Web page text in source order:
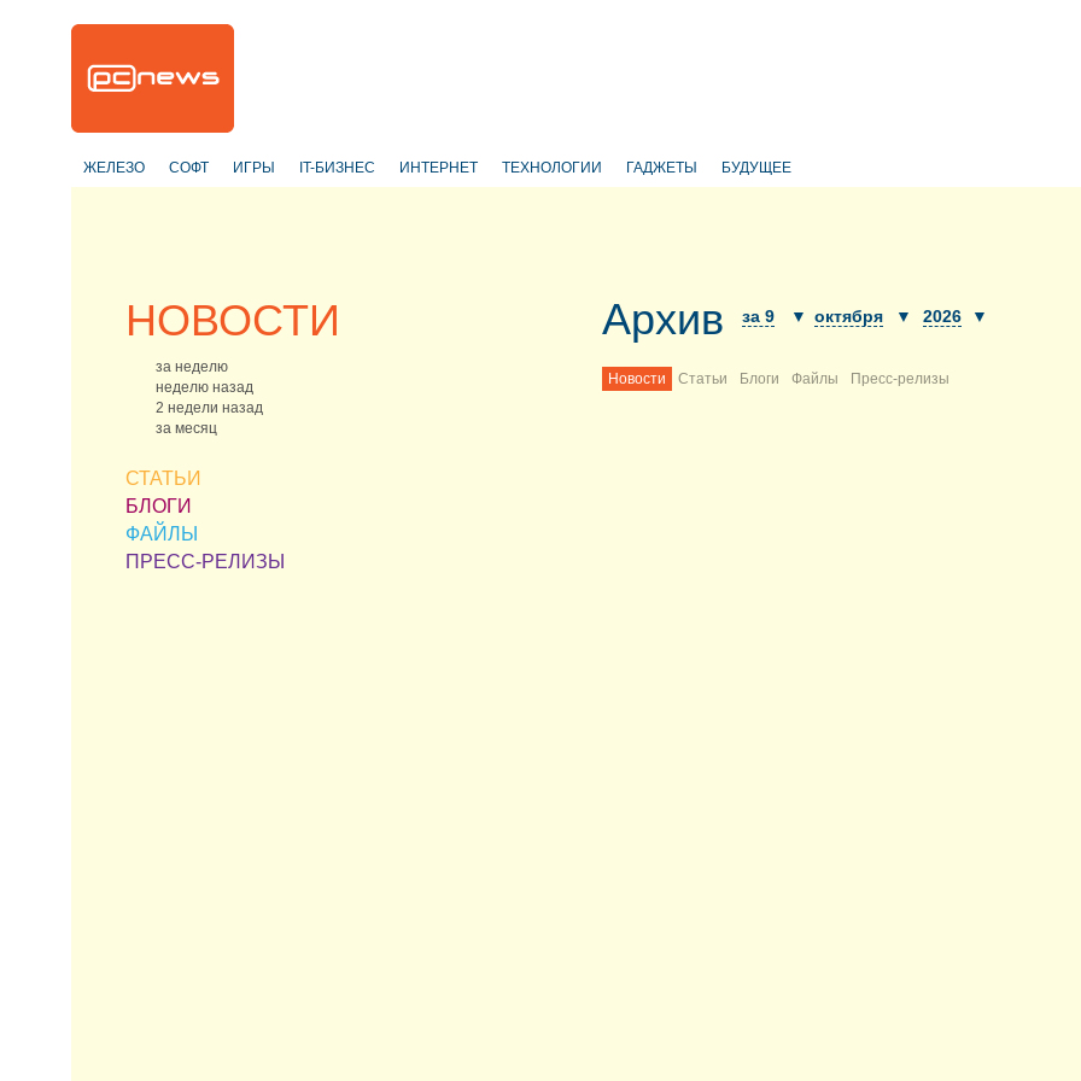
ЖЕЛЕЗО СОФТ ИГРЫ IT-БИЗНЕС ИНТЕРНЕТ ТЕХНОЛОГИИ ГАДЖЕТЫ БУДУЩЕЕ
НОВОСТИ
за неделю
неделю назад
2 недели назад
за месяц
СТАТЬИ
БЛОГИ
ФАЙЛЫ
ПРЕСС-РЕЛИЗЫ
Архив за 9 ▼ октября ▼ 2026 ▼
Новости Статьи Блоги Файлы Пресс-релизы